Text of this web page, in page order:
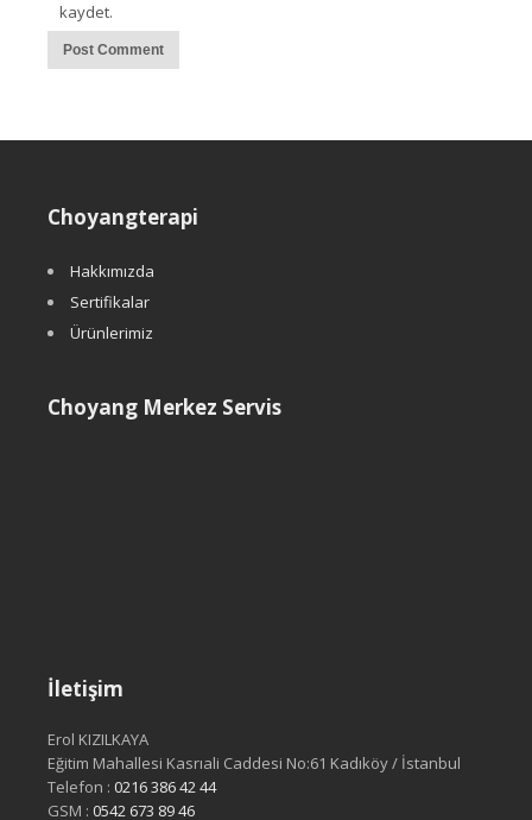
kaydet.
Choyangterapi
Hakkımızda
Sertifikalar
Ürünlerimiz
Choyang Merkez Servis
İletişim
Erol KIZILKAYA
Eğitim Mahallesi Kasrıali Caddesi No:61 Kadıköy / İstanbul
Telefon : 0216 386 42 44
GSM : 0542 673 89 46